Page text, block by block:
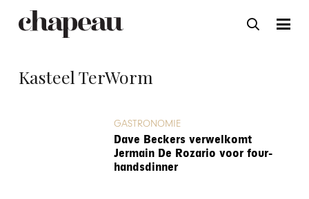
Kasteel TerWorm
GASTRONOMIE
Dave Beckers verwelkomt
Jermain De Rozario voor four-
handsdinner